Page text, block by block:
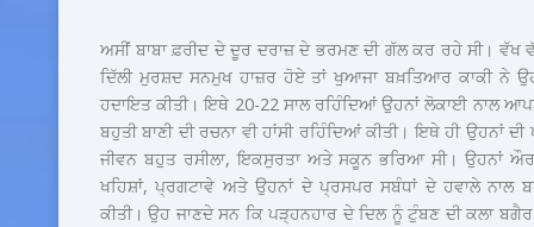
ਅਸੀਂ ਬਾਬਾ ਫ਼ਰੀਦ ਦੇ ਦੂਰ ਦਰਾਜ਼ ਦੇ ਭਰਮਣ ਦੀ ਗੱਲ ਕਰ ਰਹੇ ਸੀ। ਵੱਖ
ਦਿੱਲੀ ਮੁਰਸ਼ਦ ਸਨਮੁਖ ਹਾਜ਼ਰ ਹੋਏ ਤਾਂ ਖੁਆਜਾ ਬਖ਼ਤਿਆਰ ਕਾਕੀ ਨੇ
ਹਦਾਇਤ ਕੀਤੀ। ਇਥੇ 20-22 ਸਾਲ ਰਹਿੰਦਿਆਂ ਉਹਨਾਂ ਲੋਕਾਈ ਨਾਲ
ਬਹੁਤੀ ਬਾਣੀ ਦੀ ਰਚਨਾ ਵੀ ਹਾਂਸੀ ਰਹਿੰਦਿਆਂ ਕੀਤੀ। ਇਥੇ ਹੀ ਉਹਨਾਂ
ਜੀਵਨ ਬਹੁਤ ਰਸੀਲਾ, ਇਕਸੁਰਤਾ ਅਤੇ ਸਕੂਨ ਭਰਿਆ ਸੀ। ਉਹਨਾਂ
ਖਹਿਸ਼ਾਂ, ਪ੍ਰਗਟਾਵੇ ਅਤੇ ਉਹਨਾਂ ਦੇ ਪ੍ਰਸਪਰ ਸਬੰਧਾਂ ਦੇ ਹਵਾਲੇ ਨਾਲ
ਕੀਤੀ। ਉਹ ਜਾਣਦੇ ਸਨ ਕਿ ਪੜ੍ਹਨਹਾਰ ਦੇ ਦਿਲ ਨੂੰ ਟੁੰਬਣ ਦੀ ਕਲਾ